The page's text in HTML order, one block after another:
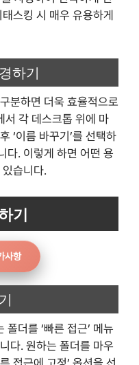
스킹 시 매우 유용하게
하기
분하면 더욱 효율적으로
서 각 데스크톱 위에 마
‘이름 바꾸기’를 선택하
다. 이렇게 하면 어떤 용
습니다.
기
사항
더를 ‘빠른 접근’ 메뉴
다. 원하는 폴더를 마우